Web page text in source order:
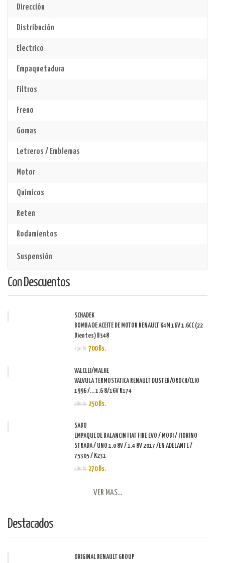
Dirección
Distribución
Electrico
Empaquetadura
Filtros
Freno
Gomas
Letreros / Emblemas
Motor
Quimicos
Reten
Rodamientos
Suspensión
Con Descuentos
SCHADEK
BOMBA DE ACEITE DE MOTOR RENAULT K4M 16V 1.6CC (22
Dientes) B348
750 Bs. 700 Bs.
VALCLEI/MALHE
VALVULA TERMOSTATICA RENAULT DUSTER/OROCH/CLIO
1996 /... 1.6 8/16V R174
280 Bs. 250 Bs.
SABO
EMPAQUE DE BALANCIN FIAT FIRE EVO / MOBI / FIORINO
STRADA / UNO 1.0 8V / 1.4 8V 2017 /EN ADELANTE /
75305 / K231
290 Bs. 270 Bs.
VER MAS...
Destacados
ORIGINAL RENAULT GROUP